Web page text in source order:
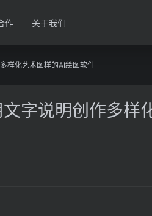
作 关于我们
样化艺术图样的AI绘图软件
字说明创作多样